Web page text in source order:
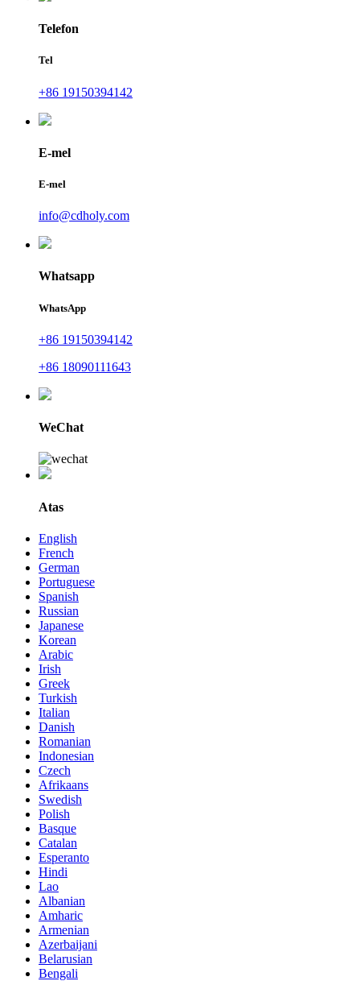
Telefon
Tel
+86 19150394142
E-mel
E-mel
info@cdholy.com
Whatsapp
WhatsApp
+86 19150394142
+86 18090111643
WeChat
Atas
English
French
German
Portuguese
Spanish
Russian
Japanese
Korean
Arabic
Irish
Greek
Turkish
Italian
Danish
Romanian
Indonesian
Czech
Afrikaans
Swedish
Polish
Basque
Catalan
Esperanto
Hindi
Lao
Albanian
Amharic
Armenian
Azerbaijani
Belarusian
Bengali